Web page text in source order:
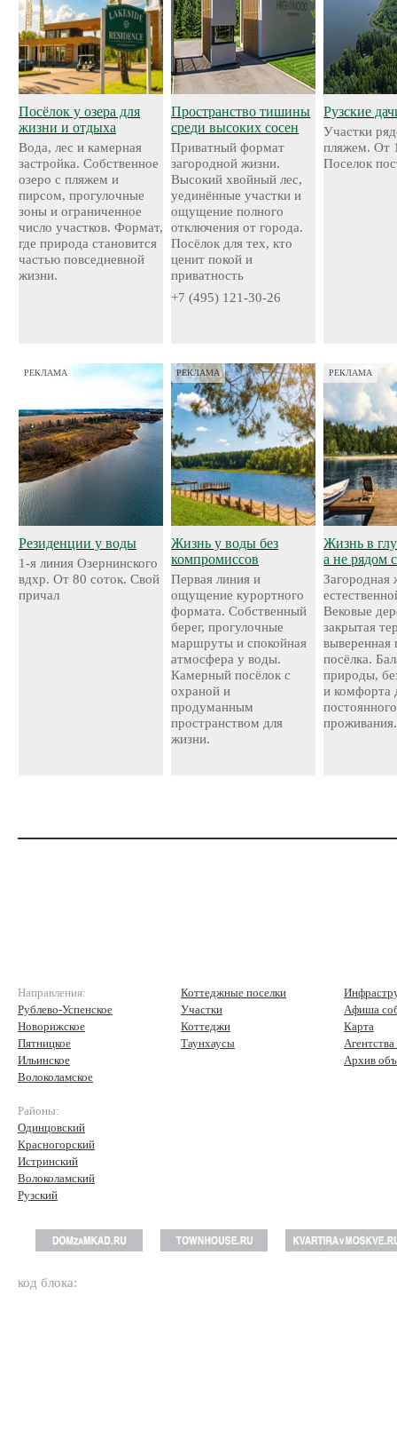
Посёлок у озера для
жизни и отдыха
Вода, лес и камерная
застройка. Собственное
озеро с пляжем и
пирсом, прогулочные
зоны и ограниченное
число участков. Формат,
где природа становится
частью повседневной
жизни.
Пространство тишины
среди высоких сосен
Приватный формат
загородной жизни.
Высокий хвойный лес,
уединённые участки и
ощущение полного
отключения от города.
Посёлок для тех, кто
ценит покой и
приватность
+7 (495) 121-30-26
Рузские
Участки
пляжем. От
Поселок
РЕКЛАМА
Резиденции у воды
1-я линия Озернинского
вдхр. От 80 соток. Свой
причал
РЕКЛАМА
Жизнь у воды без
компромиссов
Первая линия и
ощущение курортного
формата. Собственный
берег, прогулочные
маршруты и спокойная
атмосфера у воды.
Камерный посёлок с
охраной и
продуманным
пространством для
жизни.
РЕКЛАМА
Жизнь в
а не рядом
Загородная
Вековые
закрытая
выверенная
посёлка.
природы,
и комфорта
постоянного
проживания.
Направления:
Рублево-Успенское
Новорижское
Пятницкое
Ильинское
Волоколамское
Районы:
Одинцовский
Красногорский
Истринский
Волоколамский
Рузский
Коттеджные поселки
Участки
Коттеджи
Таунхаусы
Афиша
Карта
Архив
код блока: